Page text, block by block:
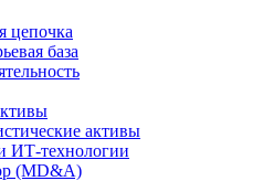
цепочка
база
активы
ИТ‑технологии
(MD&A)